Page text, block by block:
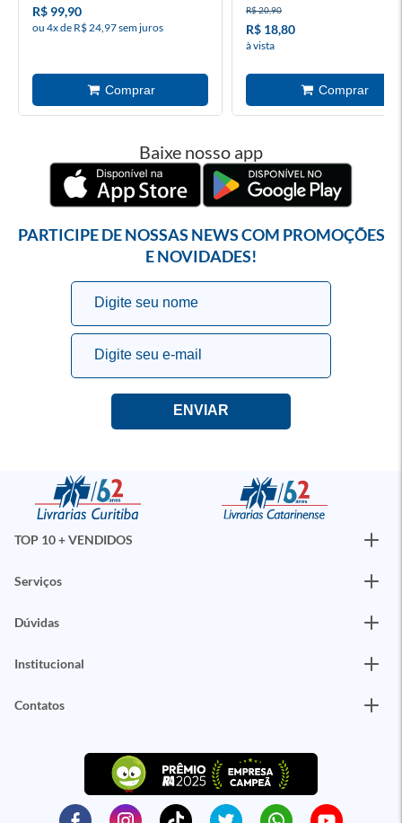
R$ 99,90
ou 4x de R$ 24,97 sem juros
R$ 20,90
R$ 18,80
à vista
Baixe nosso app
PARTICIPE DE NOSSAS NEWS COM PROMOÇÕES
E NOVIDADES!
TOP 10 + VENDIDOS
Serviços
Dúvidas
Institucional
Contatos